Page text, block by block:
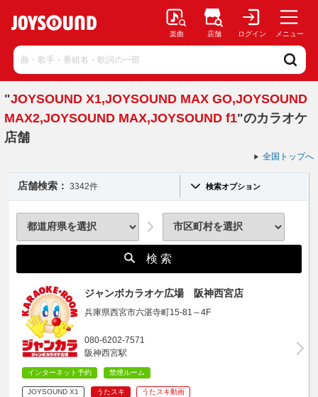
楽曲 店舗 ログイン メニュー
"JOYSOUND X1,JOYSOUND MAX GO,JOYSOUND
MAX2,JOYSOUND MAX,JOYSOUND f1"のカラオケ
店舗
全国トップへ
店舗検索： 3342件 検索オプション
検 索
ジャンボカラオケ広場 阪神西宮店
兵庫県西宮市六湛寺町15-81～4F
080-6202-7571
阪神西宮駅
インターネット予約 禁煙ルーム
JOYSOUND X1 うたスキ
うたスキ動画